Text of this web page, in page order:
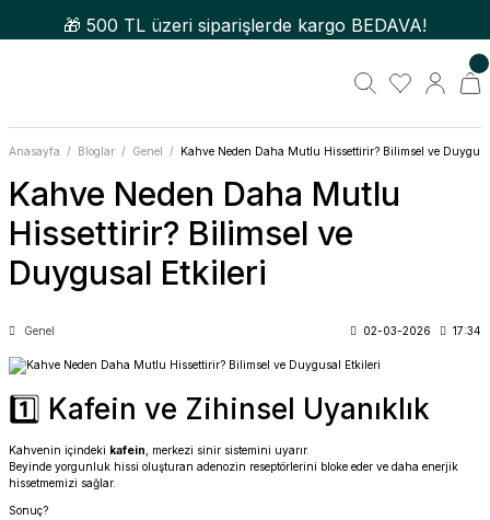
🎁 500 TL üzeri siparişlerde kargo BEDAVA!
Anasayfa Bloglar Genel Kahve Neden Daha Mutlu Hissettirir? Bilimsel ve
Kahve Neden Daha Mutlu
Hissettirir? Bilimsel ve
Duygusal Etkileri
Genel 02-03-2026 17:34
1️⃣ Kafein ve Zihinsel Uyanıklık
Kahvenin içindeki kafein , merkezi sinir sistemini uyarır.
Beyinde yorgunluk hissi oluşturan adenozin reseptörlerini bloke eder ve daha enerjik
hissetmemizi sağlar.
Sonuç?